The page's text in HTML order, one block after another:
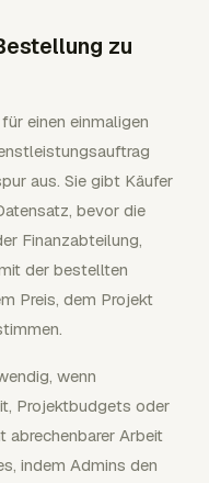
zu
einen einmaligen
aus. Sie gibt Käufer
bevor die
Finanzabteilung,
der bestellten
Preis, dem Projekt
wenn
Projektbudgets oder
abrechenbarer Arbeit
indem Admins den